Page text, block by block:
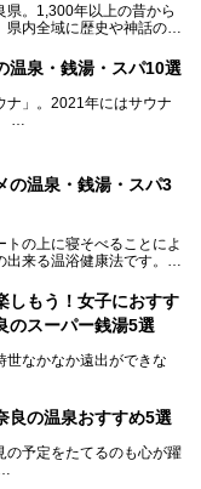
県。1,300年以上の昔から
内全域に歴史や神話の舞
に感じられる地域です。
便利な街中にある施設か
エティ豊か。ここでは、
紹介します。
温泉・銭湯・スパ10選
ナ」。2021年にはサウナ
ウトドアフィンランド式
ュしませんか？
の温泉・銭湯・スパ3
の上に寝そべることによ
来る温浴健康法です。じ
康や美容にも良い影響が期
こだわった、奈良県内の
紹介させていただきま
しもう！女子におすす
のスーパー銭湯5選
世なかなか遠出ができな
うか？
な温泉旅行がしたいけど、
りますよね。
良の温泉おすすめ5選
の予定をたてるのも心が躍